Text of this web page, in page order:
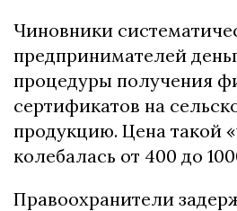
Чиновники
предпринимателей
процедуры получения
сертификатов на
продукцию. Цена такой
колебалась от 400 до
Правоохранители